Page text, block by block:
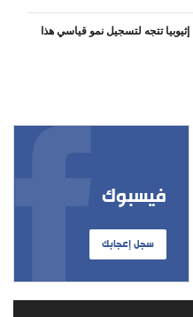
تتجه لتسجيل نمو قياسي هذا
فيسبوك
سجل إعجابك